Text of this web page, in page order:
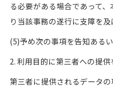
る必要がある場合であって
り当該事務の遂行に支障を
(5)予め次の事項を告知ある
2. 利用目的に第三者への提供
第三者に提供されるデータの